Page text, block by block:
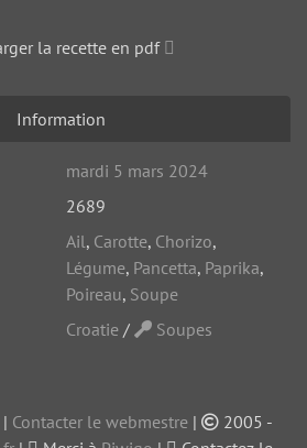
la recette en pdf
Information
mardi 5 mars 2024
2689
Ail, Carotte, Chorizo,
Légume, Pancetta, Paprika,
Poireau, Soupe
Croatie / Soupes
| Contacter le webmestre |
2005 -